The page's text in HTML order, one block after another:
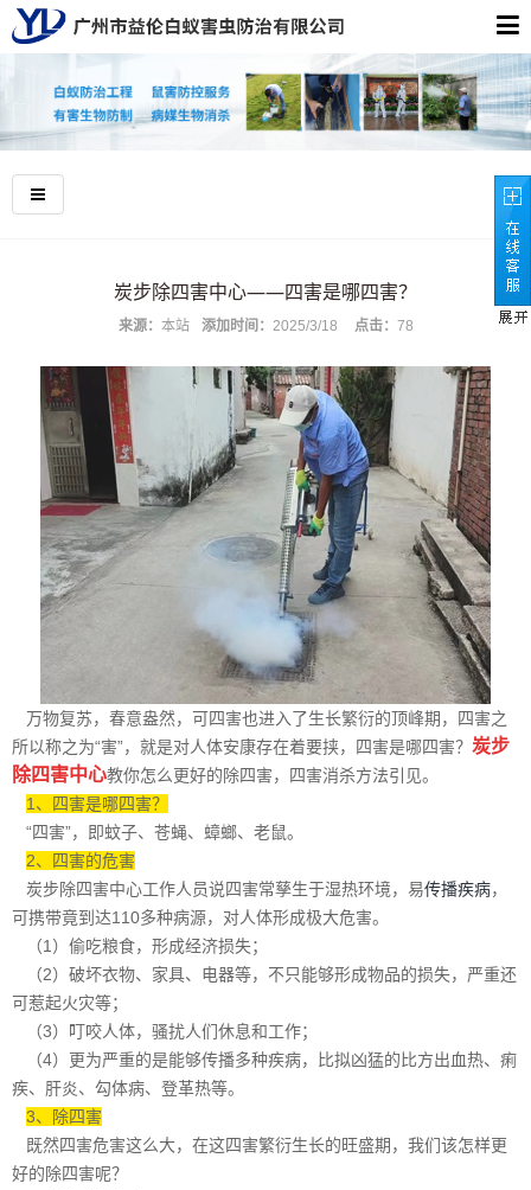
炭步除四害中心——四害是哪四害？
来源： 本站 添加时间： 2025/3/18 点击： 78
万物复苏，春意盎然，可四害也进入了生长繁衍的顶峰期，四害之
所以称之为“害”，就是对人体安康存在着要挟，四害是哪四害？ 炭步
除四害中心教你怎么更好的除四害，四害消杀方法引见。
1、四害是哪四害？
“四害”，即蚊子、苍蝇、蟑螂、老鼠。
2、四害的危害
炭步除四害中心工作人员说四害常孳生于湿热环境，易传播疾病，
可携带竟到达110多种病源，对人体形成极大危害。
（1）偷吃粮食，形成经济损失；
（2）破坏衣物、家具、电器等，不只能够形成物品的损失，严重还
可惹起火灾等；
（3）叮咬人体，骚扰人们休息和工作；
（4）更为严重的是能够传播多种疾病，比拟凶猛的比方出血热、痢
疾、肝炎、勾体病、登革热等。
3、除四害
既然四害危害这么大，在这四害繁衍生长的旺盛期，我们该怎样更
好的除四害呢？